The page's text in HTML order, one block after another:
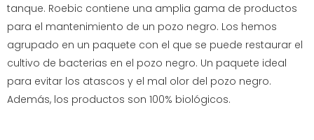
tanque. Roebic contiene una amplia gama de productos
para el mantenimiento de un pozo negro. Los hemos
agrupado en un paquete con el que se puede restaurar el
cultivo de bacterias en el pozo negro. Un paquete ideal
para evitar los atascos y el mal olor del pozo negro.
Además, los productos son 100% biológicos.